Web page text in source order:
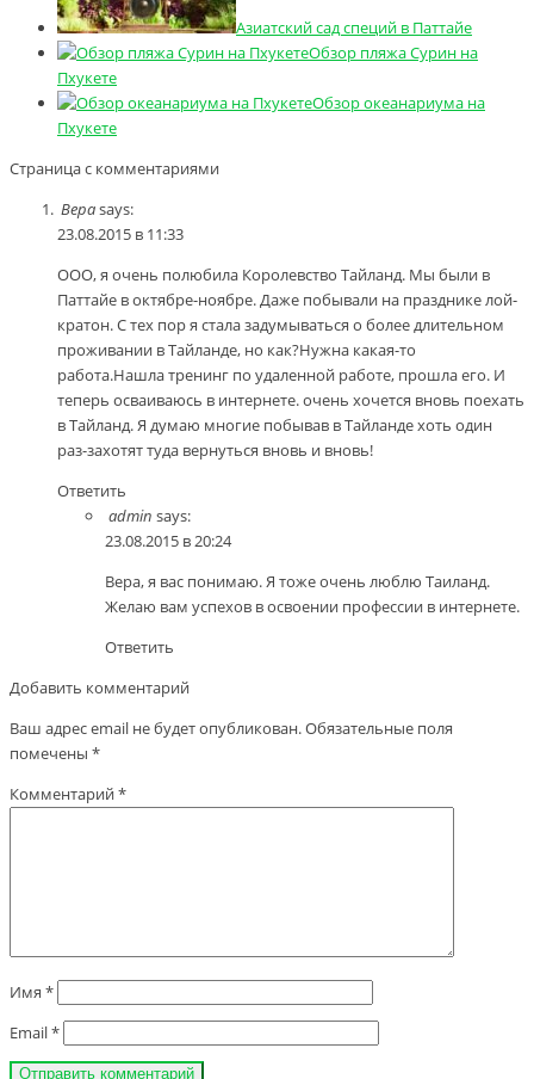
Азиатский сад специй в Паттайе
Обзор пляжа Сурин на
Пхукете
Обзор океанариума на
Пхукете
Страница с комментариями
Вераsays:
23.08.2015 в 11:33
ООО, я очень полюбила Королевство Тайланд. Мы были в
Паттайе в октябре-ноябре. Даже побывали на празднике лой-
кратон. С тех пор я стала задумываться о более длительном
проживании в Тайланде, но как?Нужна какая-то
работа.Нашла тренинг по удаленной работе, прошла его. И
теперь осваиваюсь в интернете. очень хочется вновь поехать
в Тайланд. Я думаю многие побывав в Тайланде хоть один
раз-захотят туда вернуться вновь и вновь!
Ответить
admin says:
23.08.2015 в 20:24
Вера, я вас понимаю. Я тоже очень люблю Таиланд.
Желаю вам успехов в освоении профессии в интернете.
Ответить
Добавить комментарий
Ваш адрес email не будет опубликован.Обязательные поля
помечены *
Комментарий*
Имя *
Email*